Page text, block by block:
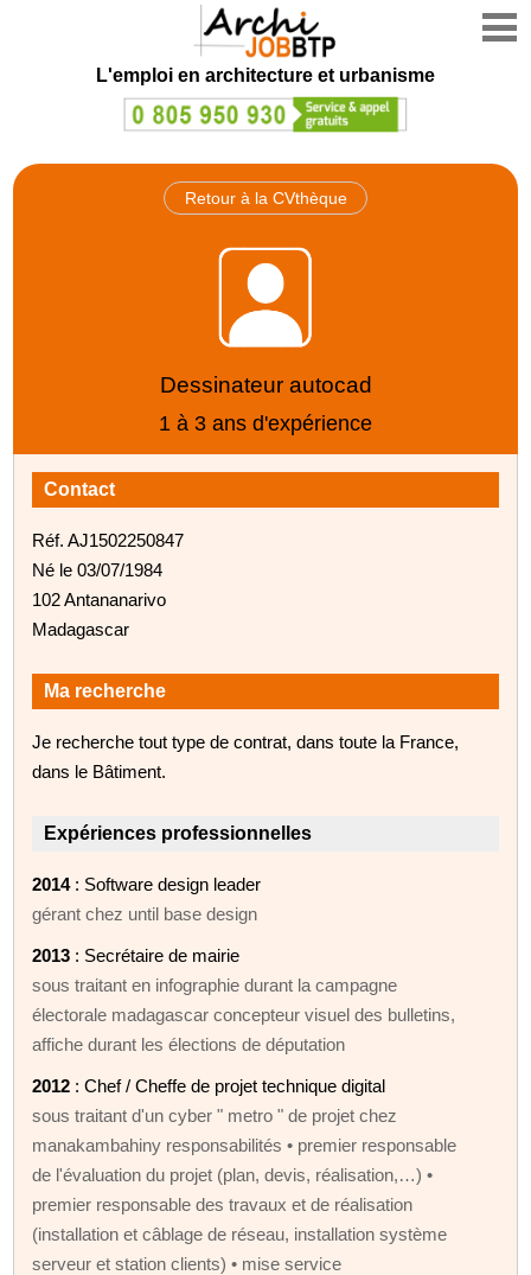
L'emploi en architecture et urbanisme
Retour à la CVthèque
Dessinateur autocad
1 à 3 ans d'expérience
Contact
Réf. AJ1502250847
Né le 03/07/1984
102 Antananarivo
Madagascar
Ma recherche
Je recherche tout type de contrat, dans toute la France,
dans le Bâtiment.
Expériences professionnelles
2014: Software design leader
gérant chez until base design
2013 : Secrétaire de mairie
sous traitant en infographie durant la campagne
électorale madagascar concepteur visuel des bulletins,
affiche durant les élections de députation
2012 : Chef / Cheffe de projet technique digital
sous traitant d'un cyber " metro " de projet chez
manakambahiny responsabilités • premier responsable
de l'évaluation du projet (plan, devis, réalisation,…) •
premier responsable des travaux et de réalisation
(installation et câblage de réseau, installation système
serveur et station clients) • mise service